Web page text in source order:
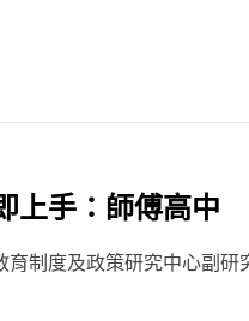
上手：師傅高中
育制度及政策研究中心副研